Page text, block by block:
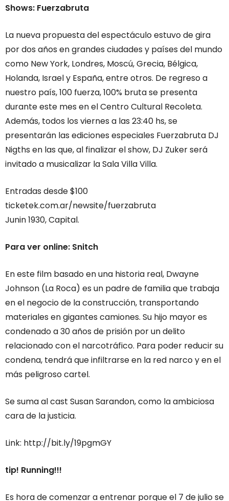
Shows: Fuerzabruta
La nueva propuesta del espectáculo estuvo de gira
por dos años en grandes ciudades y países del mundo
como New York, Londres, Moscú, Grecia, Bélgica,
Holanda, Israel y España, entre otros. De regreso a
nuestro país, 100 fuerza, 100% bruta se presenta
durante este mes en el Centro Cultural Recoleta.
Además, todos los viernes a las 23:40 hs, se
presentarán las ediciones especiales Fuerzabruta DJ
Nigths en las que, al finalizar el show, DJ Zuker será
invitado a musicalizar la Sala Villa Villa.
Entradas desde $100
ticketek.com.ar/newsite/fuerzabruta
Junin 1930, Capital.
Para ver online: Snitch
En este film basado en una historia real, Dwayne
Johnson (La Roca) es un padre de familia que trabaja
en el negocio de la construcción, transportando
materiales en gigantes camiones. Su hijo mayor es
condenado a 30 años de prisión por un delito
relacionado con el narcotráfico. Para poder reducir su
condena, tendrá que infiltrarse en la red narco y en el
más peligroso cartel.
Se suma al cast Susan Sarandon, como la ambiciosa
cara de la justicia.
Link: http://bit.ly/19pgmGY
tip! Running!!!
Es hora de comenzar a entrenar porque el 7 de julio se